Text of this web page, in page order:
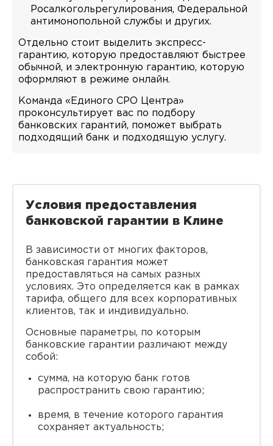
Росалкогольрегулирования, Федеральной
антимонопольной службы и других.
Отдельно стоит выделить экспресс-
гарантию, которую предоставляют быстрее
обычной, и электронную гарантию, которую
оформляют в режиме онлайн.
Команда «Единого СРО Центра»
проконсультирует вас по подбору
банковских гарантий, поможет выбрать
подходящий банк и подходящую услугу.
Условия предоставления
банковской гарантии в Клине
В зависимости от многих факторов,
банковская гарантия может
предоставляться на самых разных
условиях. Это определяется как в рамках
тарифа, общего для всех корпоративных
клиентов, так и индивидуально.
Основные параметры, по которым
банковские гарантии различают между
собой:
сумма, на которую банк готов
распространить свою гарантию;
время, в течение которого гарантия
сохраняет актуальность;